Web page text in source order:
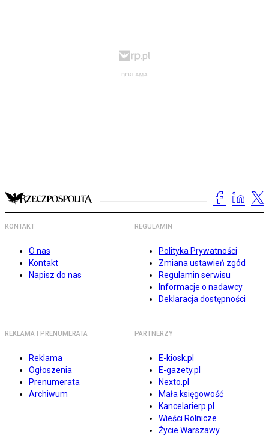
KONTAKT
O nas
Kontakt
Napisz do nas
REGULAMIN
Polityka Prywatności
Zmiana ustawień zgód
Regulamin serwisu
Informacje o nadawcy
Deklaracja dostępności
REKLAMA I PRENUMERATA
Reklama
Ogłoszenia
Prenumerata
Archiwum
PARTNERZY
E-kiosk.pl
E-gazety.pl
Nexto.pl
Mała księgowość
Kancelarierp.pl
Wieści Rolnicze
Życie Warszawy